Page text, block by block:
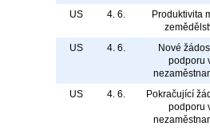
US
4. 6.
Produktivita
US
4. 6.
Nové
podporu
US
4. 6.
Pokračující
podporu